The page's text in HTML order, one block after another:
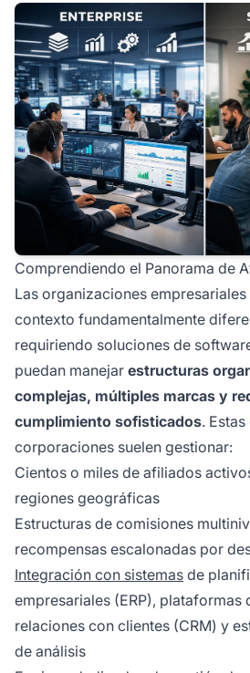
Comprendiendo el Panorama de
Las organizaciones
contexto fundamentalmente
requiriendo soluciones de
puedan manejar estructuras
complejas, múltiples marcas y
cumplimiento sofisticados.
corporaciones suelen gestionar:
Cientos o miles de afiliados
regiones geográficas
Estructuras de comisiones
recompensas escalonadas por
Integración con sistemas de
empresariales (ERP), plataformas
relaciones con clientes (CRM) y
de análisis